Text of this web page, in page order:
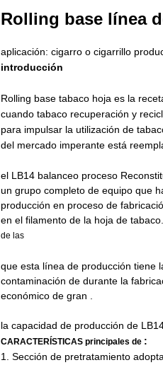
Rolling base línea
aplicación: cigarro o cigarrillo
introducción
Rolling base tabaco hoja es la
cuando tabaco recuperación y
para impulsar la utilización de
del mercado imperante está
el LB14 balanceo proceso
un grupo completo de equipo que
producción en proceso de
en el filamento de la hoja de tabaco.
de las
que esta línea de producción tiene
contaminación de durante la
económico de gran
la capacidad de producción de
CARACTERÍSTICAS principales de :
1. Sección de pretratamiento